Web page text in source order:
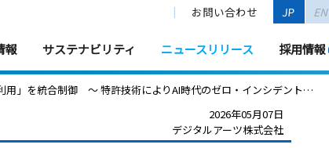
お問い合わせ JP EN
報 サステナビリティ ニュースリリース 採用情報
を統合制御 〜 特許技術によりAI時代のゼロ・インシデント実現へ 〜
2026年05月07日
デジタルアーツ株式会社